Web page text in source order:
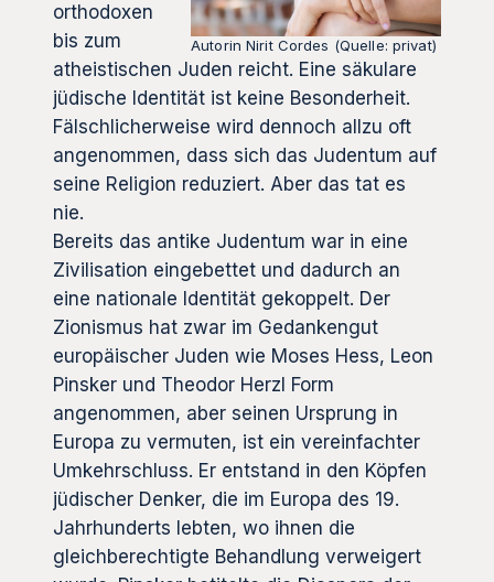
Autorin Nirit Cordes (Quelle: privat)
orthodoxen
bis zum
atheistischen Juden reicht. Eine säkulare
jüdische Identität ist keine Besonderheit.
Fälschlicherweise wird dennoch allzu oft
angenommen, dass sich das Judentum auf
seine Religion reduziert. Aber das tat es
nie.
Bereits das antike Judentum war in eine
Zivilisation eingebettet und dadurch an
eine nationale Identität gekoppelt. Der
Zionismus hat zwar im Gedankengut
europäischer Juden wie Moses Hess, Leon
Pinsker und Theodor Herzl Form
angenommen, aber seinen Ursprung in
Europa zu vermuten, ist ein vereinfachter
Umkehrschluss. Er entstand in den Köpfen
jüdischer Denker, die im Europa des 19.
Jahrhunderts lebten, wo ihnen die
gleichberechtigte Behandlung verweigert